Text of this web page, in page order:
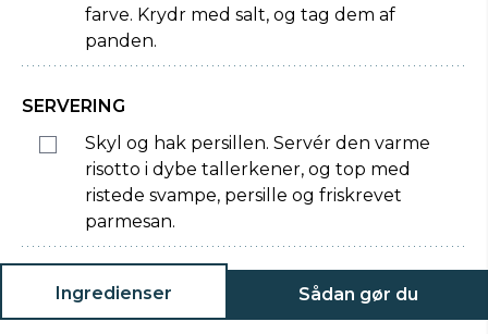
farve. Krydr med salt, og tag dem af
panden.
SERVERING
Skyl og hak persillen. Servér den varme
risotto i dybe tallerkener, og top med
ristede svampe, persille og friskrevet
parmesan.
Ingredienser Sådan gør du